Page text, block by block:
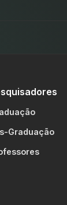
Graduação